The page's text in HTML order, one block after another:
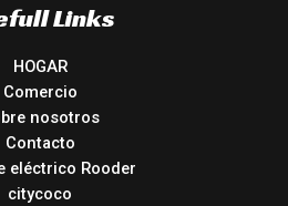
Links
HOGAR
Comercio
nosotros
Contacto
eléctrico Rooder
citycoco